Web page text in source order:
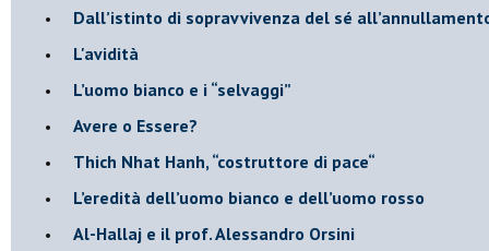
​Dall’istinto di sopravvivenza del sé
L'avidità
​L’uomo bianco e i “selvaggi”
​Avere o Essere?
​Thich Nhat Hanh, “costruttore di pace“
​L’eredità dell’uomo bianco e dell’uomo rosso
Al-Hallaj e il prof. Alessandro Orsini